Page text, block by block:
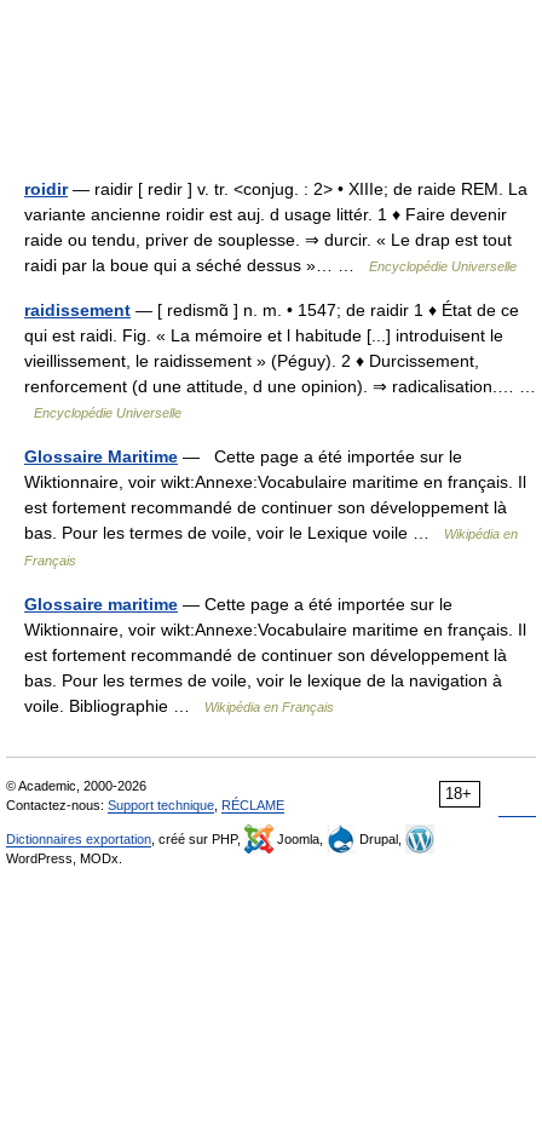
roidir— raidir [ redir ] v. tr. <conjug. : 2> • XIIIe; de raide REM. La
variante ancienne roidir est auj. d usage littér. 1 ♦ Faire devenir
raide ou tendu, priver de souplesse. ⇒ durcir. « Le drap est tout
raidi par la boue qui a séché dessus »… …
Encyclopédie Universelle
raidissement — [ redismɑ̃ ] n. m. • 1547; de raidir 1 ♦ État de ce
qui est raidi. Fig. « La mémoire et l habitude [...] introduisent le
vieillissement, le raidissement » (Péguy). 2 ♦ Durcissement,
renforcement (d une attitude, d une opinion). ⇒ radicalisation.… …
Encyclopédie Universelle
Glossaire Maritime — Cette page a été importée sur le
Wiktionnaire, voir wikt:Annexe:Vocabulaire maritime en français. Il
est fortement recommandé de continuer son développement là
bas. Pour les termes de voile, voir le Lexique voile …
Wikipédia en
Français
Glossaire maritime — Cette page a été importée sur le
Wiktionnaire, voir wikt:Annexe:Vocabulaire maritime en français. Il
est fortement recommandé de continuer son développement là
bas. Pour les termes de voile, voir le lexique de la navigation à
voile. Bibliographie …
Wikipédia en Français
18+
© Academic, 2000-2026
Contactez-nous: Support technique RÉCLAME
Dictionnaires exportation , créé sur PHP, Joomla,
Drupal,
WordPress, MODx.